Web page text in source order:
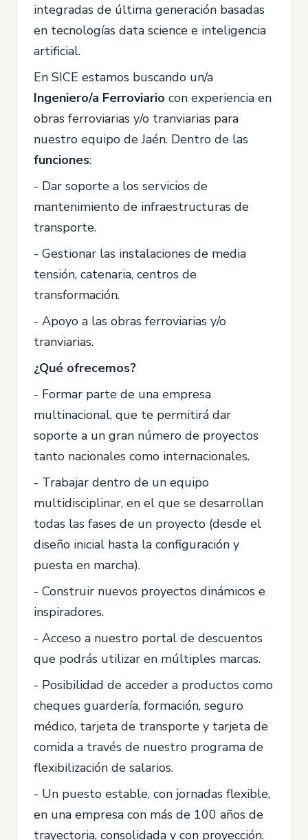
integradas de última generación basadas
en tecnologías data science e inteligencia
artificial.
En SICE estamos buscando un/a
Ingeniero/a Ferroviario con experiencia en
obras ferroviarias y/o tranviarias para
nuestro equipo de Jaén. Dentro de las
funciones:
- Dar soporte a los servicios de
mantenimiento de infraestructuras de
transporte.
- Gestionar las instalaciones de media
tensión, catenaria, centros de
transformación.
- Apoyo a las obras ferroviarias y/o
tranviarias.
¿Qué ofrecemos?
- Formar parte de una empresa
multinacional, que te permitirá dar
soporte a un gran número de proyectos
tanto nacionales como internacionales.
- Trabajar dentro de un equipo
multidisciplinar, en el que se desarrollan
todas las fases de un proyecto (desde el
diseño inicial hasta la configuración y
puesta en marcha).
- Construir nuevos proyectos dinámicos e
inspiradores.
- Acceso a nuestro portal de descuentos
que podrás utilizar en múltiples marcas.
- Posibilidad de acceder a productos como
cheques guardería, formación, seguro
médico, tarjeta de transporte y tarjeta de
comida a través de nuestro programa de
flexibilización de salarios.
- Un puesto estable, con jornadas flexible,
en una empresa con más de 100 años de
trayectoria, consolidada y con proyección.